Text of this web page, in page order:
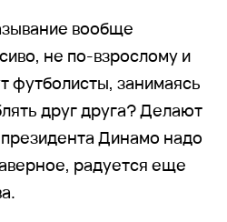
вообще
не по-взрослому и
футболисты, занимаясь
друг друга? Делают
Динамо надо
радуется еще